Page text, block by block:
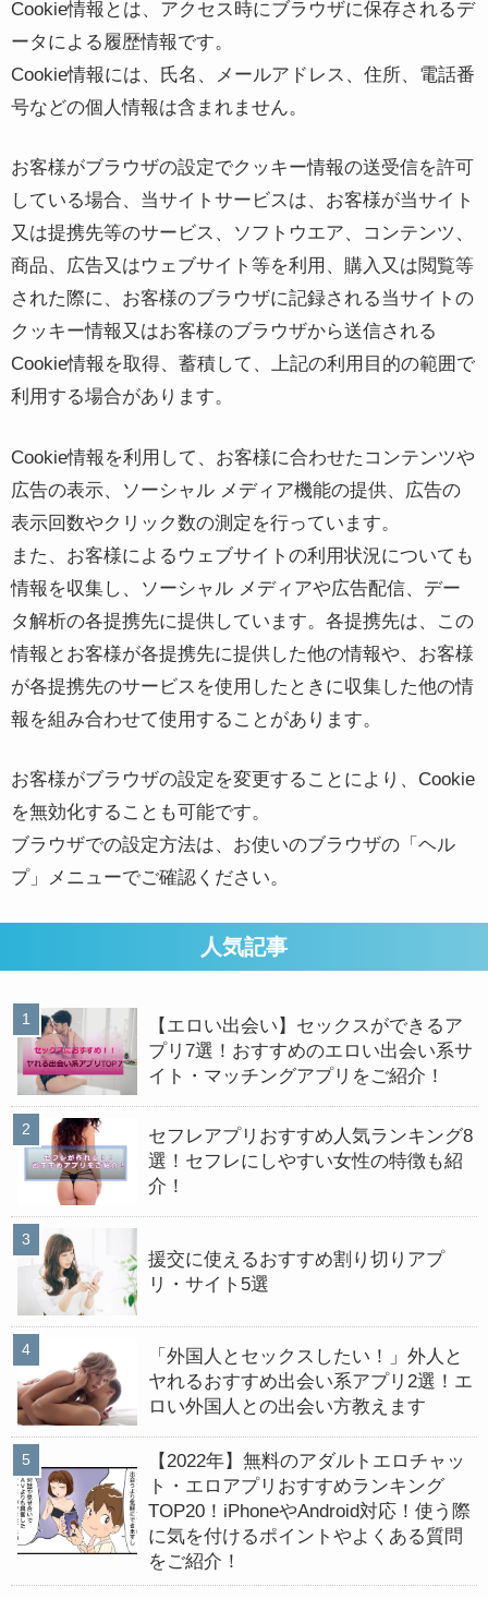
Cookie情報とは、アクセス時にブラウザに保存されるデ
ータによる履歴情報です。
Cookie情報には、氏名、メールアドレス、住所、電話番
号などの個人情報は含まれません。
お客様がブラウザの設定でクッキー情報の送受信を許可
している場合、当サイトサービスは、お客様が当サイト
又は提携先等のサービス、ソフトウエア、コンテンツ、
商品、広告又はウェブサイト等を利用、購入又は閲覧等
された際に、お客様のブラウザに記録される当サイトの
クッキー情報又はお客様のブラウザから送信される
Cookie情報を取得、蓄積して、上記の利用目的の範囲で
利用する場合があります。
Cookie情報を利用して、お客様に合わせたコンテンツや
広告の表示、ソーシャル メディア機能の提供、広告の
表示回数やクリック数の測定を行っています。
また、お客様によるウェブサイトの利用状況についても
情報を収集し、ソーシャル メディアや広告配信、デー
タ解析の各提携先に提供しています。各提携先は、この
情報とお客様が各提携先に提供した他の情報や、お客様
が各提携先のサービスを使用したときに収集した他の情
報を組み合わせて使用することがあります。
お客様がブラウザの設定を変更することにより、Cookie
を無効化することも可能です。
ブラウザでの設定方法は、お使いのブラウザの「ヘル
プ」メニューでご確認ください。
人気記事
【エロい出会い】セックスができるア
プリ7選！おすすめのエロい出会い系サ
イト・マッチングアプリをご紹介！
セフレアプリおすすめ人気ランキング8
選！セフレにしやすい女性の特徴も紹
介！
援交に使えるおすすめ割り切りアプ
リ・サイト5選
「外国人とセックスしたい！」外人と
ヤれるおすすめ出会い系アプリ2選！エ
ロい外国人との出会い方教えます
【2022年】無料のアダルトエロチャッ
ト・エロアプリおすすめランキング
TOP20！iPhoneやAndroid対応！使う際
に気を付けるポイントやよくある質問
をご紹介！